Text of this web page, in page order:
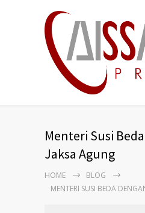
Menteri Susi
Jaksa Agung
HOME
BLOG
MENTERI SUSI BEDA